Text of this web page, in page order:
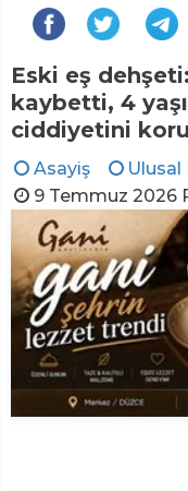
Eski eş
kaybetti, 4
ciddiyetini
Asayiş Ulusal
9 Temmuz 2026